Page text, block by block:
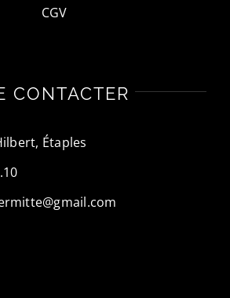
CGV
CONTACTER
Étaples